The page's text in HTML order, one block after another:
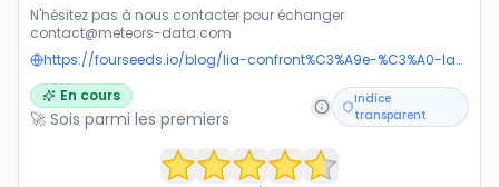
N'hésitez pas à nous contacter pour échanger
contact@meteors-data.com
https://fourseeds.io/blog/lia-confront%C3%A9e-%C3%A0-la-gouvernance-des-donn%C3%A9es
En cours
🚀 Sois parmi les premiers
Indice
transparent